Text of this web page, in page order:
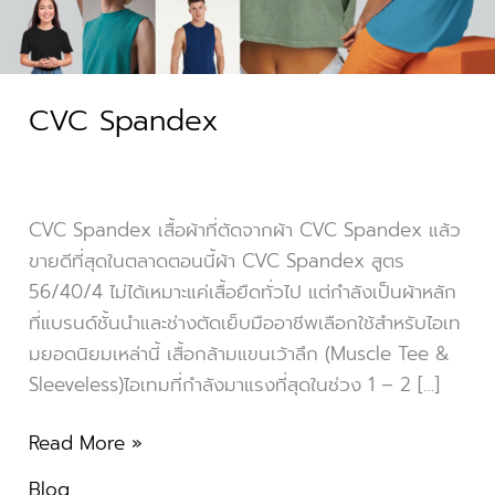
CVC Spandex
CVC Spandex เสื้อผ้าที่ตัดจากผ้า CVC Spandex แล้ว
ขายดีที่สุดในตลาดตอนนี้ผ้า CVC Spandex สูตร
56/40/4 ไม่ได้เหมาะแค่เสื้อยืดทั่วไป แต่กำลังเป็นผ้าหลัก
ที่แบรนด์ชั้นนำและช่างตัดเย็บมืออาชีพเลือกใช้สำหรับไอเท
มยอดนิยมเหล่านี้ เสื้อกล้ามแขนเว้าลึก (Muscle Tee &
Sleeveless)ไอเทมที่กำลังมาแรงที่สุดในช่วง 1 – 2 […]
Read More »